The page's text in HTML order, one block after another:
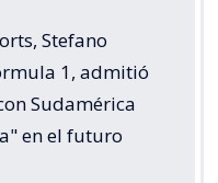
Stefano
1, admitió
Sudamérica
en el futuro